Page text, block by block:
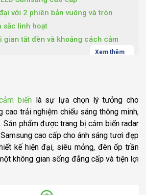
với 2 phiên bản vuông và tròn
sắc linh hoạt
gian tắt đèn và khoảng cách cảm
và điều chỉnh
2 năm
cho mọi không gian
tiết xin vui lòng liên hệ:
Xem thêm
biến là sự lựa chọn lý tưởng cho
cao trải nghiệm chiếu sáng thông minh,
Sản phẩm được trang bị cảm biến radar
cao cấp cho ánh sáng tươi đẹp
kế hiện đại, siêu mỏng, đèn ốp trần
không gian sống đẳng cấp và tiện lợi